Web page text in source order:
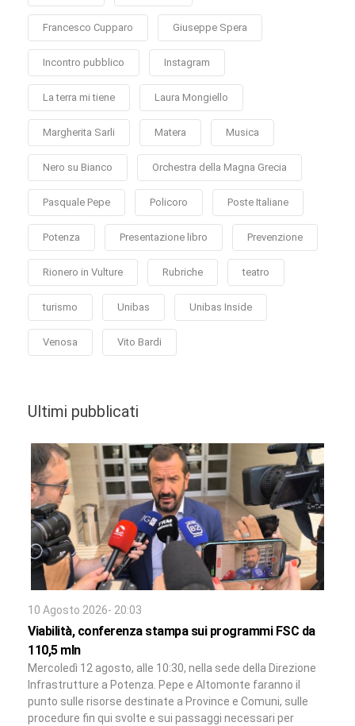
Francesco Cupparo Giuseppe Spera
Incontro pubblico Instagram
La terra mi tiene Laura Mongiello
Margherita Sarli Matera Musica
Nero su Bianco Orchestra della Magna Grecia
Pasquale Pepe Policoro Poste Italiane
Potenza Presentazione libro Prevenzione
Rionero in Vulture Rubriche teatro
turismo Unibas Unibas Inside
Venosa Vito Bardi
Ultimi pubblicati
10 Agosto 2026- 20:03
Viabilità, conferenza stampa sui programmi FSC da
110,5 mln
Mercoledì 12 agosto, alle 10:30, nella sede della Direzione
Infrastrutture a Potenza. Pepe e Altomonte faranno il
punto sulle risorse destinate a Province e Comuni, sulle
procedure fin qui svolte e sui passaggi necessari per